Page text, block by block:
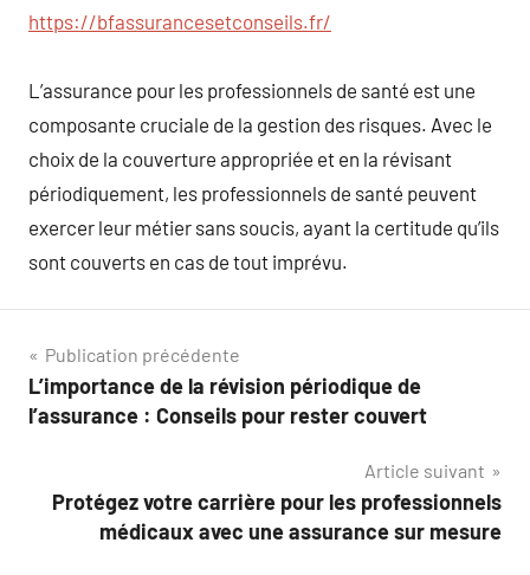
https://bfassurancesetconseils.fr/
L’assurance pour les professionnels de santé est une
composante cruciale de la gestion des risques. Avec le
choix de la couverture appropriée et en la révisant
périodiquement, les professionnels de santé peuvent
exercer leur métier sans soucis, ayant la certitude qu’ils
sont couverts en cas de tout imprévu.
Navigation
de
Publication précédente
L’importance de la révision périodique de
l’assurance : Conseils pour rester couvert
Article suivant
Protégez votre carrière pour les professionnels
médicaux avec une assurance sur mesure